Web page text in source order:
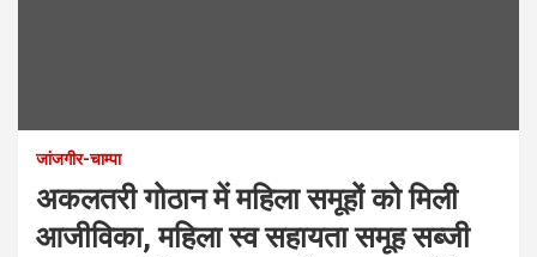
जांजगीर-चाम्पा
अकलतरी गोठान में महिला समूहों को मिली
आजीविका, महिला स्व सहायता समूह सब्जी